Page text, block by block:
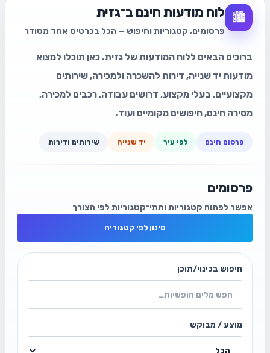
🏙️ לוח מודעות חינם ב־גזית
פרסומים, קטגוריות וחיפוש — הכל בכרטיס אחד מסודר
ברוכים הבאים ללוח המודעות של גזית. כאן תוכלו למצוא
מודעות יד שנייה, דירות להשכרה ולמכירה, שירותים
מקצועיים, בעלי מקצוע, דרושים עבודה, רכבים למכירה,
מסירה חינם, חיפושים מקומיים ועוד.
פרסום חינם לפי עיר יד שנייה שירותים ודירות
פרסומים
אפשר לפתוח קטגוריות ותתי־קטגוריות לפי הצורך
סינון לפי קטגוריה
חיפוש בכינוי/תוכן
מוצע / מבוקש